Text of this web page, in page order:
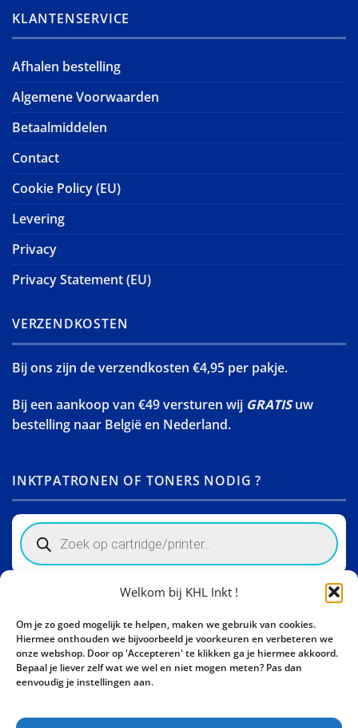
Welkom bij KHL Inkt !
Om je zo goed mogelijk te helpen, maken we gebruik van cookies.
Hiermee onthouden we bijvoorbeeld je voorkeuren en verbeteren we
onze webshop. Door op 'Accepteren' te klikken ga je hiermee akkoord.
Bepaal je liever zelf wat we wel en niet mogen meten? Pas dan
eenvoudig je instellingen aan.
KLANTENSERVICE
Afhalen bestelling
Algemene Voorwaarden
Betaalmiddelen
Contact
Cookie Policy (EU)
Levering
Privacy
Privacy Statement (EU)
VERZENDKOSTEN
Bij ons zijn de verzendkosten €4,95 per pakje.
Bij een aankoop van €49 versturen wij GRATISuw
bestelling naar België en Nederland.
INKTPATRONEN OF TONERS NODIG ?
Products
search
Activity Invest BV - KHL, Kempische Steenweg 274
3500 Hasselt - België BE0862447190
Bel ons nu:+32 11 261499